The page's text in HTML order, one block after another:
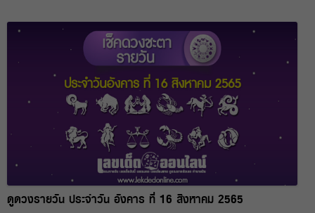
ดูดวงรายวัน ประจำวัน อังคาร ที่ 16 สิงหาคม 2565